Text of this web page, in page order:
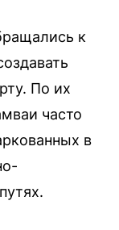
к
По их
часто
в